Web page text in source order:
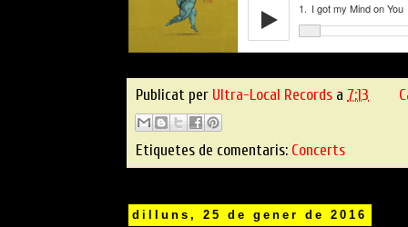
Publicat per Ultra-Local Records a 7:13
Etiquetes de comentaris: Concerts
dilluns, 25 de gener de 2016